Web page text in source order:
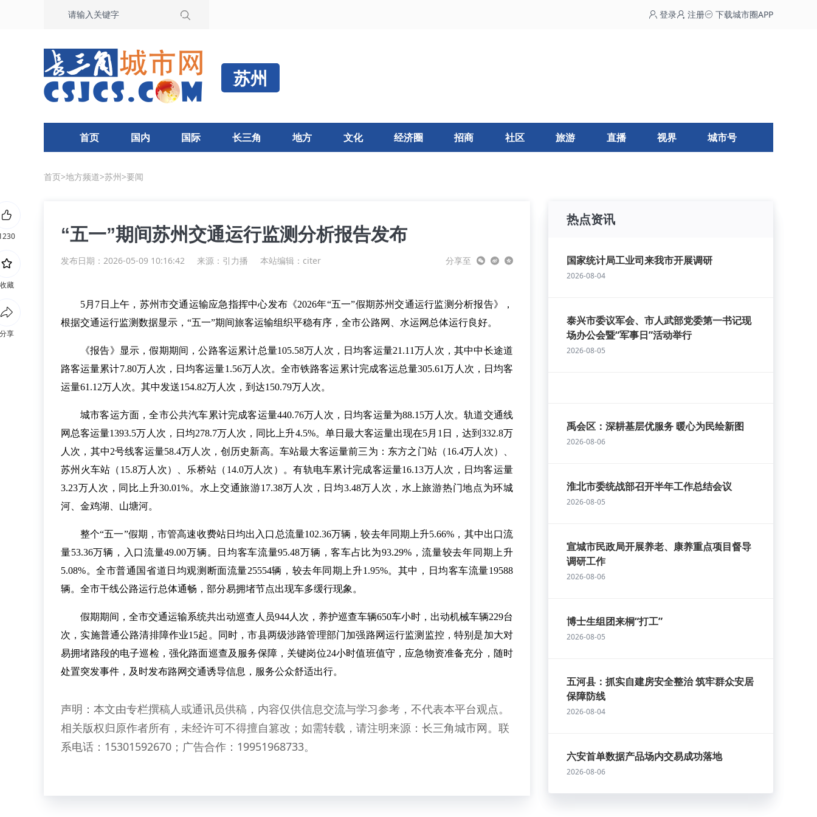
登录 注册 下载城市圈APP
苏州
首页 国内 国际 长三角 地方 文化 经济圈 招商 社区 旅游 直播 视界 城市号
首页>地方频道>苏州>要闻
“五一”期间苏州交通运行监测分析报告发布
发布日期：2026-05-09 10:16:42 来源： 引力播 本站编辑：citer 分享至
5月7日上午，苏州市交通运输应急指挥中心发布《2026年“五一”假期苏州交通运行监测分析报告》，
根据交通运行监测数据显示，“五一”期间旅客运输组织平稳有序，全市公路网、水运网总体运行良好。
《报告》显示，假期期间，公路客运累计总量105.58万人次，日均客运量21.11万人次，其中中长途道
路客运量累计7.80万人次，日均客运量1.56万人次。全市铁路客运累计完成客运总量305.61万人次，日均客
运量61.12万人次。其中发送154.82万人次，到达150.79万人次。
城市客运方面，全市公共汽车累计完成客运量440.76万人次，日均客运量为88.15万人次。轨道交通线
网总客运量1393.5万人次，日均278.7万人次，同比上升4.5%。单日最大客运量出现在5月1日，达到332.8万
人次，其中2号线客运量58.4万人次，创历史新高。车站最大客运量前三为：东方之门站（16.4万人次）、
苏州火车站（15.8万人次）、乐桥站（14.0万人次）。有轨电车累计完成客运量16.13万人次，日均客运量
3.23万人次，同比上升30.01%。水上交通旅游17.38万人次，日均3.48万人次，水上旅游热门地点为环城
河、金鸡湖、山塘河。
整个“五一”假期，市管高速收费站日均出入口总流量102.36万辆，较去年同期上升5.66%，其中出口流
量53.36万辆，入口流量49.00万辆。日均客车流量95.48万辆，客车占比为93.29%，流量较去年同期上升
5.08%。全市普通国省道日均观测断面流量25554辆，较去年同期上升1.95%。其中，日均客车流量19588
辆。全市干线公路运行总体通畅，部分易拥堵节点出现车多缓行现象。
假期期间，全市交通运输系统共出动巡查人员944人次，养护巡查车辆650车小时，出动机械车辆229台
次，实施普通公路清排障作业15起。同时，市县两级涉路管理部门加强路网运行监测监控，特别是加大对
易拥堵路段的电子巡检，强化路面巡查及服务保障，关键岗位24小时值班值守，应急物资准备充分，随时
处置突发事件，及时发布路网交通诱导信息，服务公众舒适出行。
声明：本文由专栏撰稿人或通讯员供稿，内容仅供信息交流与学习参考，不代表本平台观点。
相关版权归原作者所有，未经许可不得擅自篡改；如需转载，请注明来源：长三角城市网。联
系电话：15301592670；广告合作：19951968733。
热点资讯
国家统计局工业司来我市开展调研
2026-08-04
泰兴市委议军会、市人武部党委第一书记现
场办公会暨“军事日”活动举行
2026-08-05
禹会区：深耕基层优服务 暖心为民绘新图
2026-08-06
淮北市委统战部召开半年工作总结会议
2026-08-05
宣城市民政局开展养老、康养重点项目督导
调研工作
2026-08-06
博士生组团来桐“打工”
2026-08-05
五河县：抓实自建房安全整治 筑牢群众安居
保障防线
2026-08-04
六安首单数据产品场内交易成功落地
2026-08-06
收藏
分享